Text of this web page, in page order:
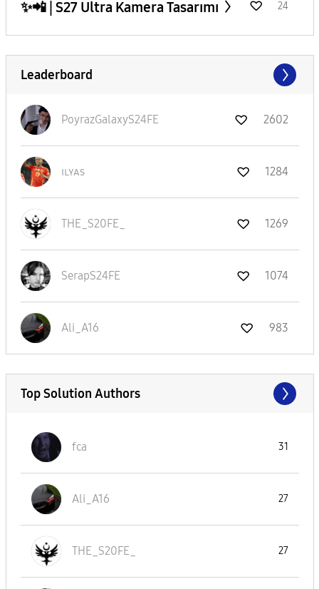
✨️📲 | S27 Ultra Kamera Tasarımı 24
Leaderboard
PoyrazGalaxyS24FE 2602
ɪʟʏᴀs 1284
THE_S20FE_ 1269
SerapS24FE 1074
Ali_A16 983
Top Solution Authors
fca 31
Ali_A16 27
THE_S20FE_ 27